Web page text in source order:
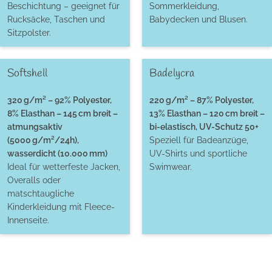
Beschichtung – geeignet für
Rucksäcke, Taschen und
Sitzpolster.
Sommerkleidung,
Babydecken und Blusen.
Softshell
320 g/m² – 92% Polyester,
8% Elasthan – 145 cm breit –
atmungsaktiv
(5000 g/m²/24h),
wasserdicht (10.000 mm)
Ideal für wetterfeste Jacken,
Overalls oder
matschtaugliche
Kinderkleidung mit Fleece-
Innenseite.
Badelycra
220 g/m² – 87% Polyester,
13% Elasthan – 120 cm breit –
bi-elastisch, UV-Schutz 50+
Speziell für Badeanzüge,
UV-Shirts und sportliche
Swimwear.